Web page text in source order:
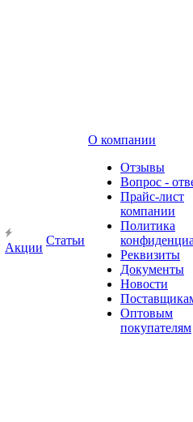
Акции
Статьи
О компании
Отзывы
Вопрос -
Прайс-лист
компании
Политика
Реквизиты
Документы
Новости
Оптовым
покупателям